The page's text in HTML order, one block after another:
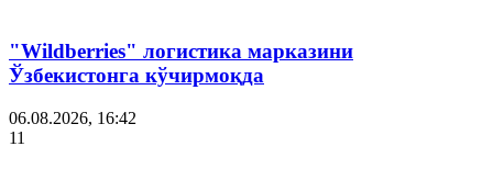
"Wildberries" логистика марказини
Ўзбекистонга кўчирмоқда
06.08.2026, 16:42
11